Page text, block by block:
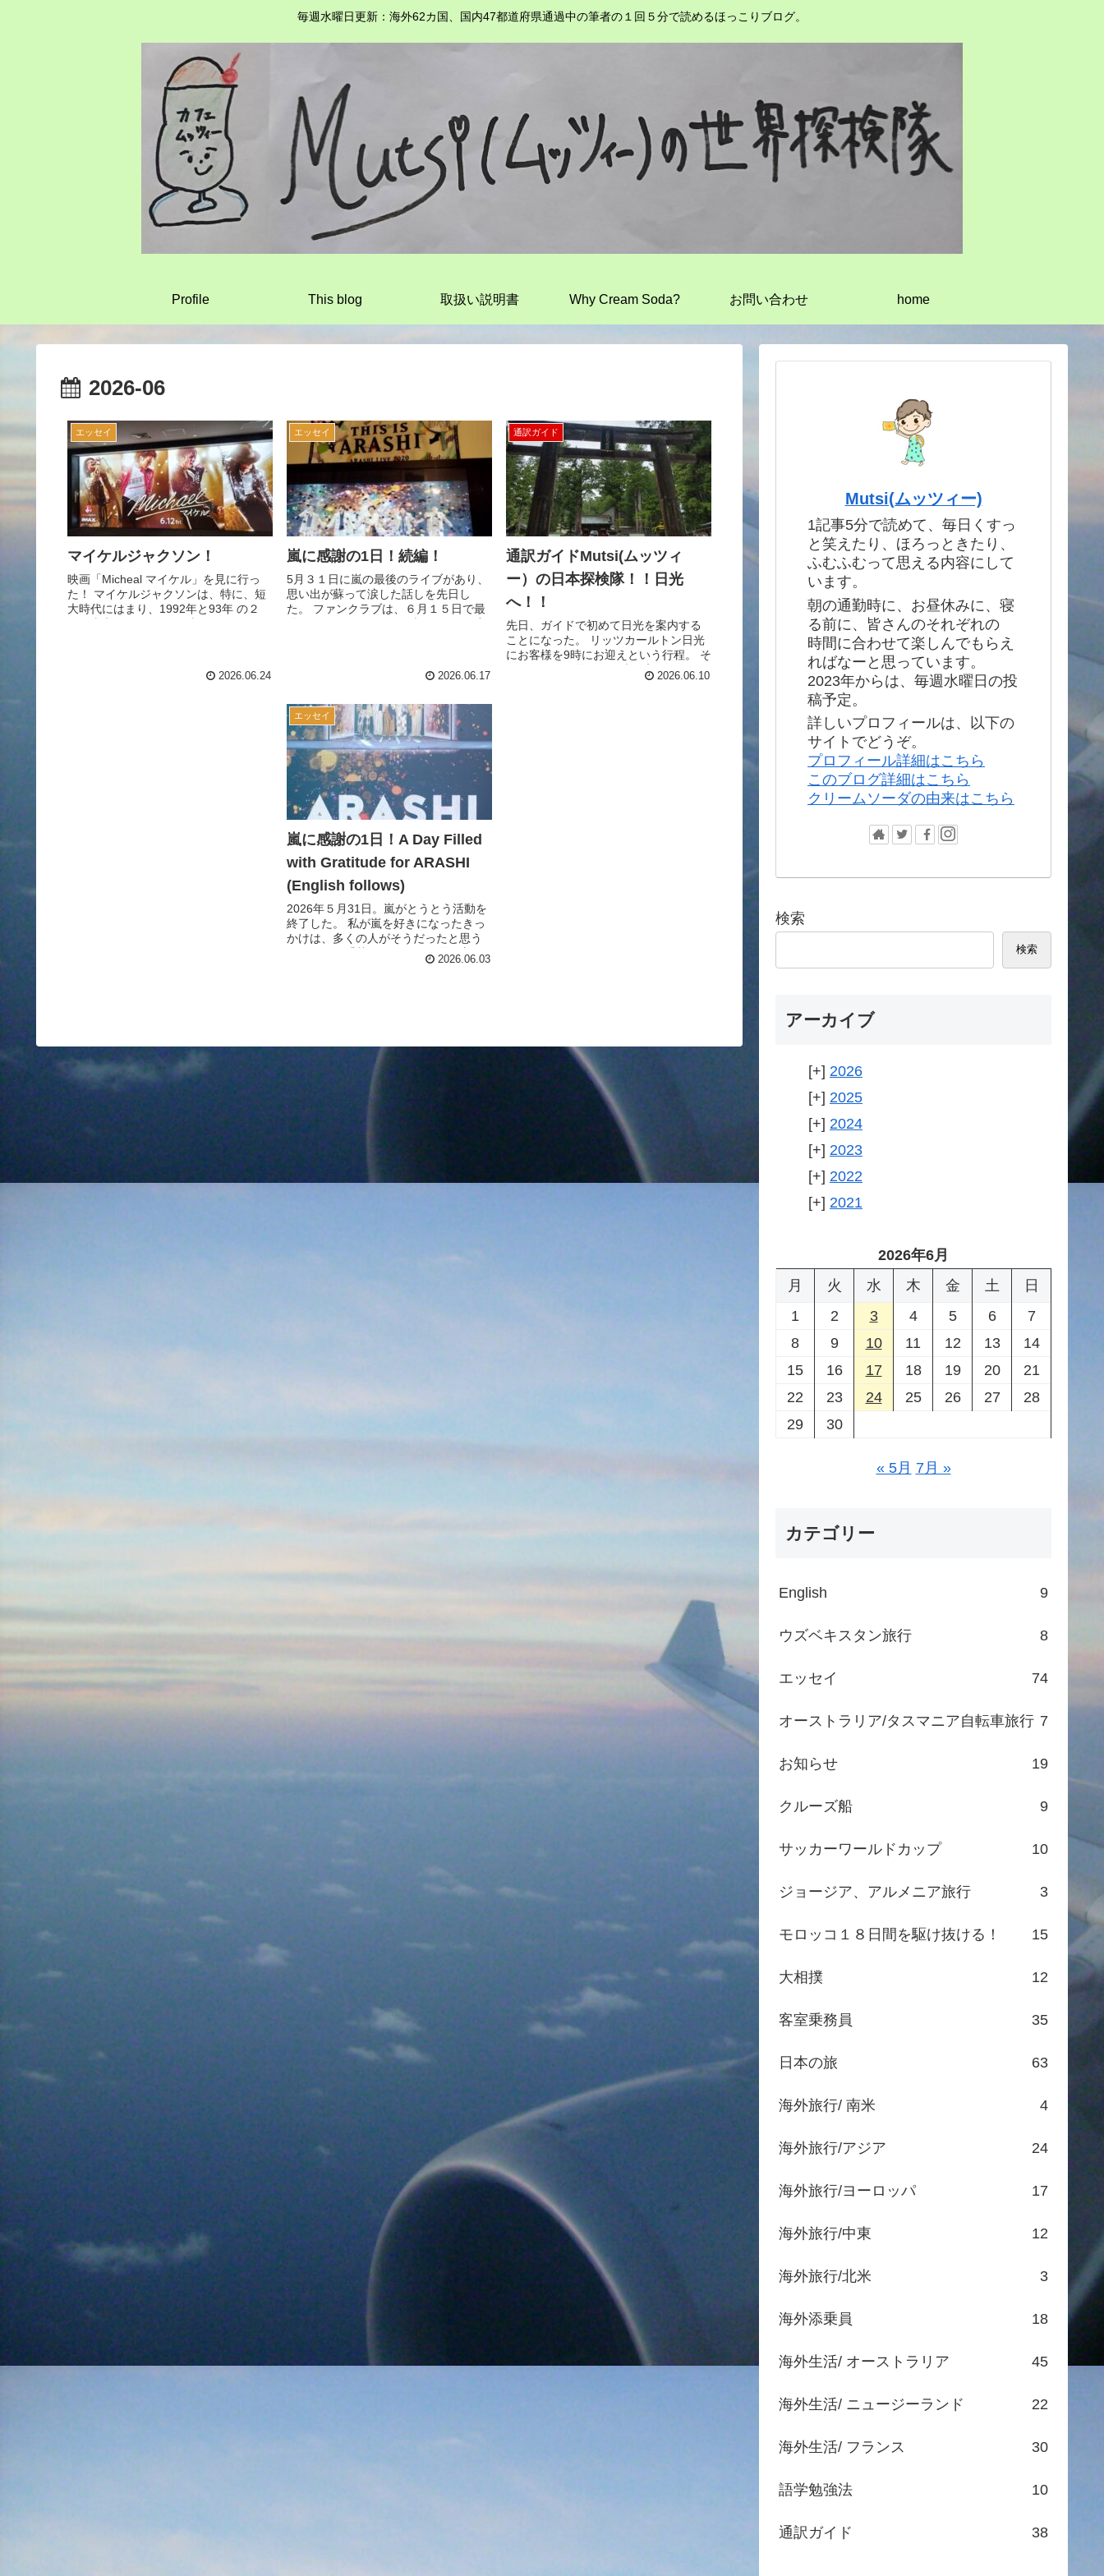
毎週水曜日更新：海外62カ国、国内47都道府県通過中の筆者の１回５分で読めるほっこりブログ。
Profile This blog 取扱い説明書 Why Cream Soda? お問い合わせ home
2026-06
エッセイ
マイケルジャクソン！
映画「Micheal マイケル」を見に行っ
た！ マイケルジャクソンは、特に、短
大時代にはまり、1992年と93年 の２
回、東京ドームのライブに行った。 そ
2026.06.24
エッセイ
嵐に感謝の1日！続編！
5月３１日に嵐の最後のライブがあり、
思い出が蘇って涙した話しを先日し
た。 ファンクラブは、６月１５日で最
後。 それまでは、ライブの配信を何度
2026.06.17
通訳ガイド
通訳ガイドMutsi(ムッツィ
ー）の日本探検隊！！日光
へ！！
先日、ガイドで初めて日光を案内する
ことになった。 リッツカールトン日光
にお客様を9時にお迎えという行程。 そ
んなわけで、前泊で日光に入り、下見
をして、本番に備えることにした。 ガ
2026.06.10
エッセイ
嵐に感謝の1日！A Day Filled
with Gratitude for ARASHI
(English follows)
2026年５月31日。嵐がとうとう活動を
終了した。 私が嵐を好きになったきっ
かけは、多くの人がそうだったと思う
が、ドラマ「花より男子」の道明寺の
松潤推しからだった。 私は、ニュージ
2026.06.03
Mutsi(ムッツィー)
1記事5分で読めて、毎日くすっ
と笑えたり、ほろっときたり、
ふむふむって思える内容にして
います。
朝の通勤時に、お昼休みに、寝
る前に、皆さんのそれぞれの
時間に合わせて楽しんでもらえ
ればなーと思っています。
2023年からは、毎週水曜日の投
稿予定。
詳しいプロフィールは、以下の
サイトでどうぞ。
プロフィール詳細はこちら
このブログ詳細はこちら
クリームソーダの由来はこちら
検索
検索
アーカイブ
2026
2025
2024
2023
2022
2021
2026年6月
月
火 水 木 金 土
日
1
2 3 4 5 6
7
8
9 10 11 12 13
14
15
16 17 18 19 20
21
22
23 24 25 26 27
28
29
30
« 5月 7月 »
カテゴリー
English 9
ウズベキスタン旅行 8
エッセイ 74
オーストラリア/タスマニア自転車旅行 7
お知らせ 19
クルーズ船 9
サッカーワールドカップ 10
ジョージア、アルメニア旅行 3
モロッコ１８日間を駆け抜ける！ 15
大相撲 12
客室乗務員 35
日本の旅 63
海外旅行/ 南米 4
海外旅行/アジア 24
海外旅行/ヨーロッパ 17
海外旅行/中東 12
海外旅行/北米 3
海外添乗員 18
海外生活/ オーストラリア 45
海外生活/ ニュージーランド 22
海外生活/ フランス 30
語学勉強法 10
通訳ガイド 38